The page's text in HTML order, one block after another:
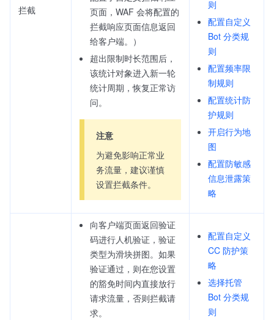
拦截
页面，WAF 会将配置的
拦截响应页面信息返回
给客户端。）
超出限制时长范围后，
该统计对象进入新一轮
统计周期，恢复正常访
问。
注意
为避免影响正常业
务流量，建议谨慎
设置拦截条件。
则
配置自定义
Bot 分类规
则
配置频率限
制规则
配置统计防
护规则
开启行为地
图
配置防敏感
信息泄露策
略
向客户端页面返回验证
码进行人机验证，验证
类型为滑块拼图。如果
验证通过，则在您设置
的豁免时间内直接放行
请求流量，否则拦截请
求。
配置自定义
CC 防护策
略
选择托管
Bot 分类规
则